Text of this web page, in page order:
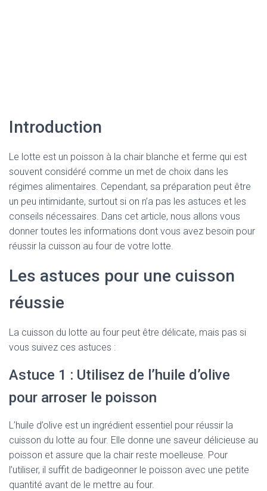
Introduction
Le lotte est un poisson à la chair blanche et ferme qui est
souvent considéré comme un met de choix dans les
régimes alimentaires. Cependant, sa préparation peut être
un peu intimidante, surtout si on n’a pas les astuces et les
conseils nécessaires. Dans cet article, nous allons vous
donner toutes les informations dont vous avez besoin pour
réussir la cuisson au four de votre lotte.
Les astuces pour une cuisson
réussie
La cuisson du lotte au four peut être délicate, mais pas si
vous suivez ces astuces :
Astuce 1 : Utilisez de l’huile d’olive
pour arroser le poisson
L’huile d’olive est un ingrédient essentiel pour réussir la
cuisson du lotte au four. Elle donne une saveur délicieuse au
poisson et assure que la chair reste moelleuse. Pour
l’utiliser, il suffit de badigeonner le poisson avec une petite
quantité avant de le mettre au four.